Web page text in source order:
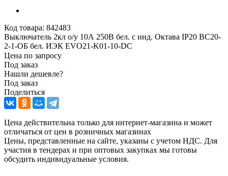
Код товара: 842483
Выключатель 2кл о/у 10А 250В бел. с инд. Октава IP20 ВС20-
2-1-ОБ бел. ИЭК EVO21-K01-10-DC
Цена по запросу
Под заказ
Нашли дешевле?
Под заказ
Поделиться
Цена действительна только для интернет-магазина и может
отличаться от цен в розничных магазинах
Цены, представленные на сайте, указаны с учетом НДС. Для
участия в тендерах и при оптовых закупках мы готовы
обсудить индивидуальные условия.